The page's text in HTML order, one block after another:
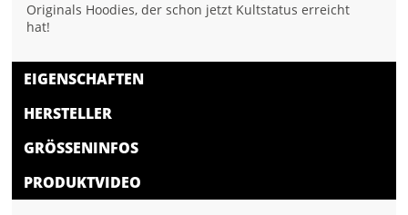
Originals Hoodies, der schon jetzt Kultstatus erreicht
hat!
EIGENSCHAFTEN
HERSTELLER
GRÖSSENINFOS
PRODUKTVIDEO